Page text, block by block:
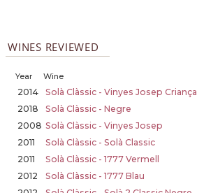
WINES REVIEWED
Year Wine
2014
Solà Clàssic - Vinyes Josep Criança
2018
Solà Clàssic - Negre
2008 Solà Clàssic - Vinyes Josep
2011
Solà Clàssic - Solà Classic
2011
Solà Clàssic - 1777 Vermell
2012
Solà Clàssic - 1777 Blau